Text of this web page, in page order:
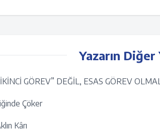
Yazarın Diğer
GÖREV” DEĞİL, ESAS GÖREV
Çöker
Kârı